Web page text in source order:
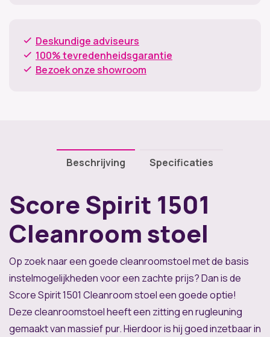
Deskundige adviseurs
100% tevredenheidsgarantie
Bezoek onze showroom
Beschrijving Specificaties
Score Spirit 1501
Cleanroom stoel
Op zoek naar een goede cleanroomstoel met de basis
instelmogelijkheden voor een zachte prijs? Dan is de
Score Spirit 1501 Cleanroom stoel een goede optie!
Deze cleanroomstoel heeft een zitting en rugleuning
gemaakt van massief pur. Hierdoor is hij goed inzetbaar in